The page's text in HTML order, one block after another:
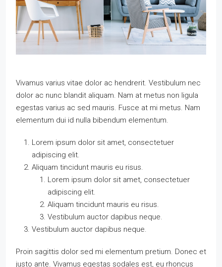
Vivamus varius vitae dolor ac hendrerit. Vestibulum nec
dolor ac nunc blandit aliquam. Nam at metus non ligula
egestas varius ac sed mauris. Fusce at mi metus. Nam
elementum dui id nulla bibendum elementum.
Lorem ipsum dolor sit amet, consectetuer
adipiscing elit.
Aliquam tincidunt mauris eu risus.
Lorem ipsum dolor sit amet, consectetuer
adipiscing elit.
Aliquam tincidunt mauris eu risus.
Vestibulum auctor dapibus neque.
Vestibulum auctor dapibus neque.
Proin sagittis dolor sed mi elementum pretium. Donec et
justo ante. Vivamus egestas sodales est, eu rhoncus